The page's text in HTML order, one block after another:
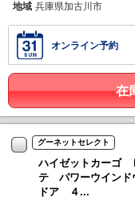
地域 兵庫県加古川市
オンライン予約
在
グーネットセレクト
ハイゼットカー
テ パワーウイン
ドア ４...